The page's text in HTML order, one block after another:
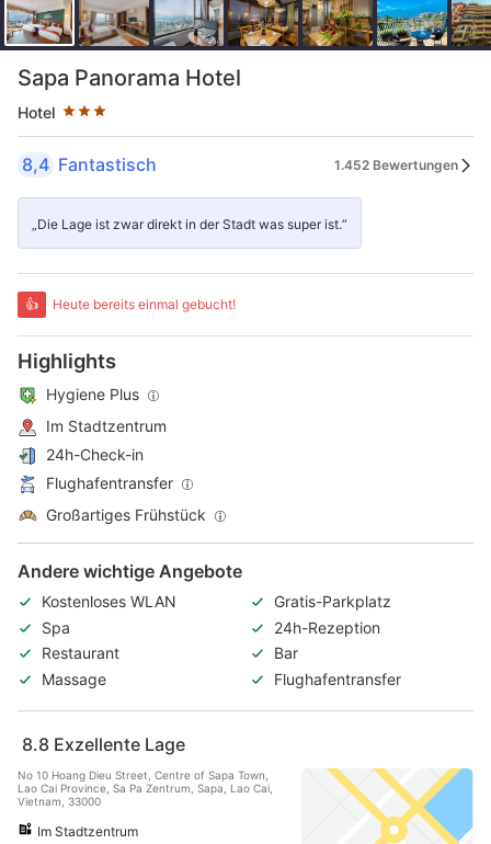
Sapa Panorama Hotel
Hotel
Sternekategorie: 3 Sterne
8,4 Fantastisch 1.452 Bewertungen
„Die Lage ist zwar direkt in der Stadt was super ist.“
👍 Heute bereits einmal gebucht!
Highlights
Hygiene Plus
Im Stadtzentrum
24h-Check-in
Flughafentransfer
Großartiges Frühstück
Andere wichtige Angebote
Kostenloses WLAN
Gratis-Parkplatz
Spa
24h-Rezeption
Restaurant
Bar
Massage
Flughafentransfer
8.8 Exzellente Lage
No 10 Hoang Dieu Street, Centre of Sapa Town,
Lao Cai Province, Sa Pa Zentrum, Sapa, Lao Cai,
Vietnam, 33000
Im Stadtzentrum